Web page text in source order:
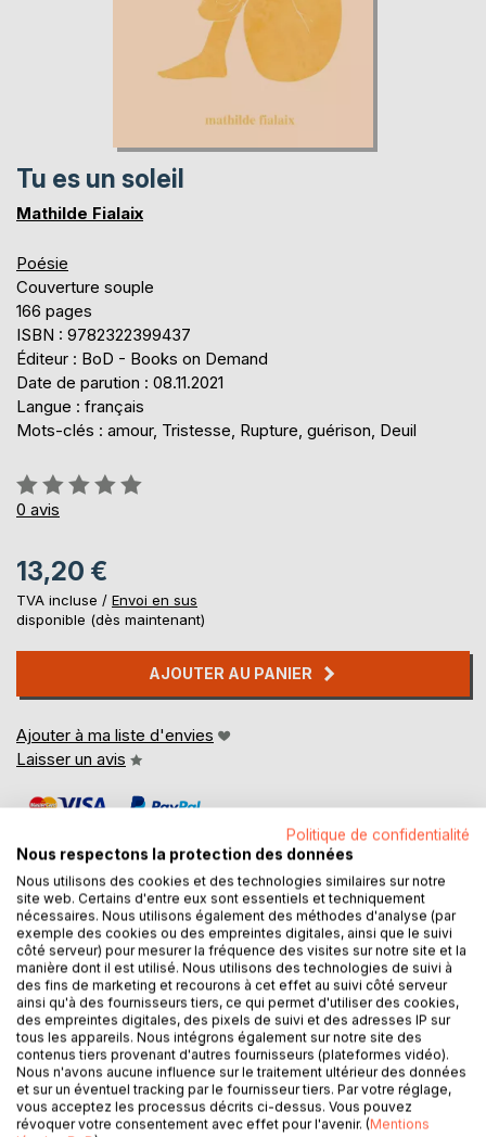
Tu es un soleil
Mathilde Fialaix
Poésie
Couverture souple
166 pages
ISBN : 9782322399437
Éditeur : BoD - Books on Demand
Date de parution : 08.11.2021
Langue : français
Mots-clés : amour, Tristesse, Rupture, guérison, Deuil
Évaluation:
0%
0 avis
13,20 €
TVA incluse / Envoi en sus
disponible (dès maintenant)
AJOUTER AU PANIER
Ajouter à ma liste d'envies
Laisser un avis
DESCRIPTION
Un recueil à la fois sombre, lumineux et féministe sur la
santé mentale et toutes les émotions qui nous traversent :
l'anxiété, l'amour, le chagrin, la rupture et le deuil, ou
encore les violences physiques et sexuelles. Une note
d'espoir et de soleil clos le livre avec des poèmes sur la
confiance en soi, la guérison et la résilience.
Politique de confidentialité
Nous respectons la protection des données
Nous utilisons des cookies et des technologies similaires sur notre
site web. Certains d'entre eux sont essentiels et techniquement
nécessaires. Nous utilisons également des méthodes d'analyse (par
exemple des cookies ou des empreintes digitales, ainsi que le suivi
côté serveur) pour mesurer la fréquence des visites sur notre site et la
manière dont il est utilisé. Nous utilisons des technologies de suivi à
des fins de marketing et recourons à cet effet au suivi côté serveur
ainsi qu'à des fournisseurs tiers, ce qui permet d'utiliser des cookies,
des empreintes digitales, des pixels de suivi et des adresses IP sur
tous les appareils. Nous intégrons également sur notre site des
contenus tiers provenant d'autres fournisseurs (plateformes vidéo).
Nous n'avons aucune influence sur le traitement ultérieur des données
et sur un éventuel tracking par le fournisseur tiers. Par votre réglage,
vous acceptez les processus décrits ci-dessus. Vous pouvez
révoquer votre consentement avec effet pour l'avenir. (Mentions